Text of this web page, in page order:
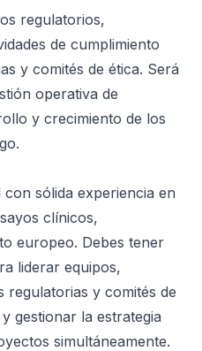
regulatorios,
de cumplimiento
y comités de ética. Será
operativa de
y crecimiento de los
sólida experiencia en
clínicos,
europeo. Debes tener
liderar equipos,
regulatorias y comités de
gestionar la estrategia
simultáneamente.